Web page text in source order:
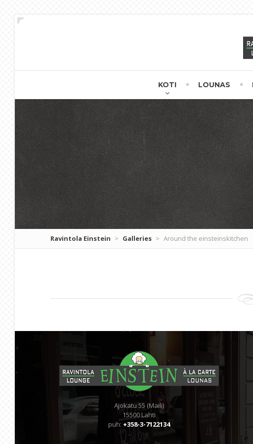
KOTI LOUNAS
Ravintola Einstein > Galleries > Around the einsteinskitchen
Ajokatu 55 (Maili)
15500 Lahti
puh: +358-3-7122134